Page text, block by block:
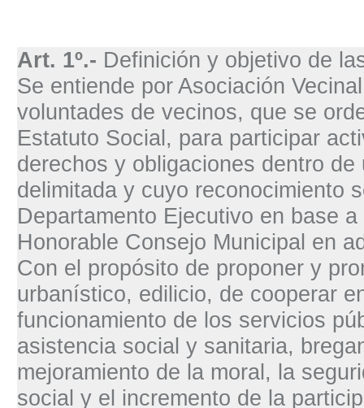
Art. 1º.- Definición y objetivo de
Se entiende por Asociación
voluntades de vecinos, que se
Estatuto Social, para participar
derechos y obligaciones dentro
delimitada y cuyo reconocimiento
Departamento Ejecutivo en base
Honorable Consejo Municipal en
Con el propósito de proponer y
urbanístico, edilicio, de cooperar
funcionamiento de los servicios
asistencia social y sanitaria,
mejoramiento de la moral, la
social y el incremento de la